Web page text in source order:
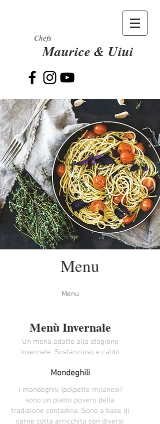
Chefs
Maurice & Uiui
Menu
Menu
Menù Invernale
Un menù adatto alla stagione
invernale. Sostanzioso e caldo
Mondeghili
I mondeghili (polpette milanesi)
sono un piatto povero della
tradizione contadina. Sono a base di
carne cotta arricchita con diversi